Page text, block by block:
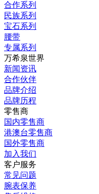
合作系列
民族系列
宝石系列
腰带
专属系列
万希泉世界
新闻资讯
合作伙伴
品牌介绍
品牌历程
零售商
国内零售商
港澳台零售商
国外零售商
加入我们
客户服务
常见问题
腕表保养